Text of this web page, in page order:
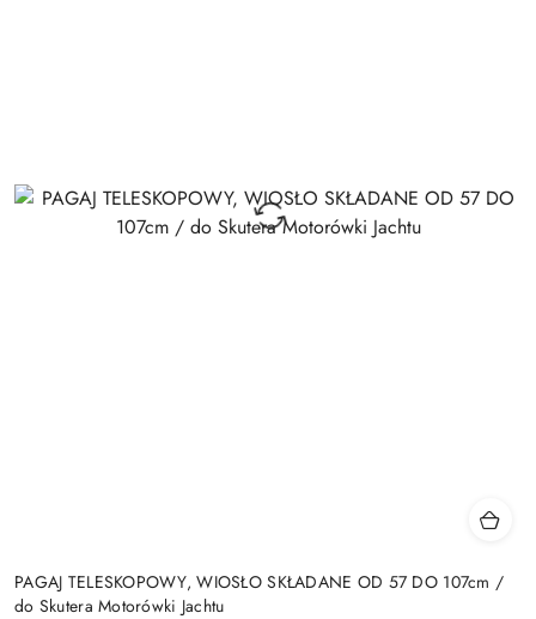
PAGAJ TELESKOPOWY, WIOSŁO SKŁADANE OD 57 DO 107cm /
do Skutera Motorówki Jachtu